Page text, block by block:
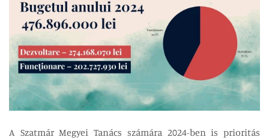
A Szatmár Megyei Tanács számára 2024-ben is prioritás